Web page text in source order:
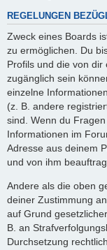
REGELUNGEN
Zweck eines Boards
zu ermöglichen. Du
Profils und die von
zugänglich sein
einzelne
(z. B. andere
sind. Wenn du
Informationen im
Adresse aus deinem
und von ihm
Andere als die oben
deiner Zustimmung
auf Grund
B. an
Durchsetzung